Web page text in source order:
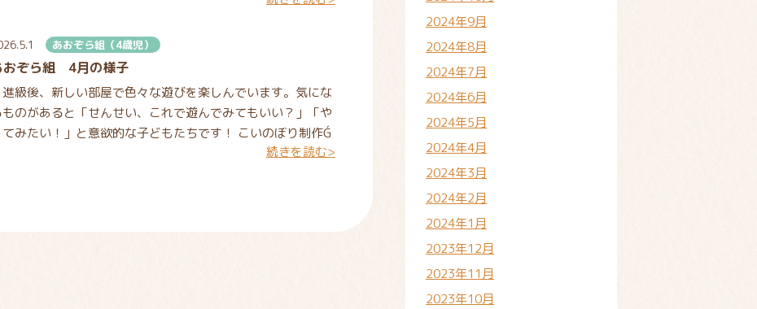
あおぞら組（4歳児）
おぞら組 4月の様子
級後、新しい部屋で色々な遊びを楽しんでいます。気にな
ものがあると「せんせい、これで遊んでみてもいい？」「や
てみたい！」と意欲的な子どもたちです！ こいのぼり制作Ǵ
続きを読む>
2024年9月
2024年8月
2024年7月
2024年6月
2024年5月
2024年4月
2024年3月
2024年2月
2024年1月
2023年12月
2023年11月
2023年10月